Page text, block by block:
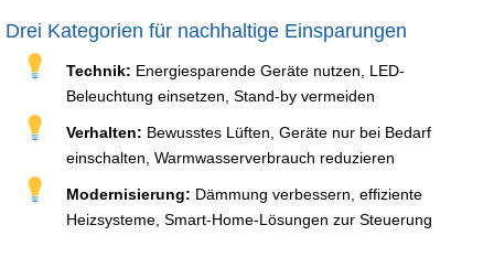
Drei Kategorien für nachhaltige Einsparungen
Technik: Energiesparende Geräte nutzen, LED-
Beleuchtung einsetzen, Stand-by vermeiden
Verhalten: Bewusstes Lüften, Geräte nur bei Bedarf
einschalten, Warmwasserverbrauch reduzieren
Modernisierung: Dämmung verbessern, effiziente
Heizsysteme, Smart-Home-Lösungen zur Steuerung